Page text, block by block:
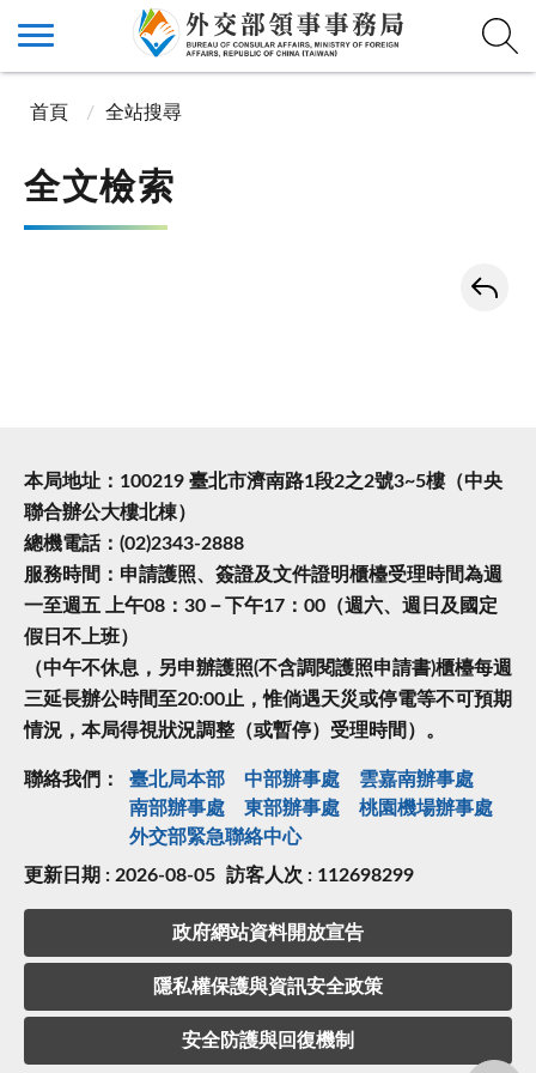
首頁 全站搜尋
全文檢索
本局地址：100219 臺北市濟南路1段2之2號3~5樓（中央
聯合辦公大樓北棟）
總機電話：(02)2343-2888
服務時間：申請護照、簽證及文件證明櫃檯受理時間為週
一至週五 上午08：30－下午17：00（週六、週日及國定
假日不上班）
（中午不休息，另申辦護照(不含調閱護照申請書)櫃檯每週
三延長辦公時間至20:00止，惟倘遇天災或停電等不可預期
情況，本局得視狀況調整（或暫停）受理時間）。
聯絡我們： 臺北局本部 中部辦事處
雲嘉南辦事處
南部辦事處
東部辦事處
桃園機場辦事處
外交部緊急聯絡中⼼
更新日期 : 2026-08-05 訪客人次 : 112698299
政府網站資料開放宣告
隱私權保護與資訊安全政策
安全防護與回復機制